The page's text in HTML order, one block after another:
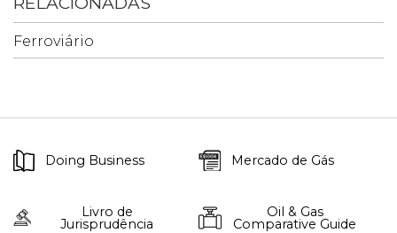
Ferroviário
Doing Business Mercado de Gás
Livro de
Jurisprudência
Oil & Gas
Comparative Guide